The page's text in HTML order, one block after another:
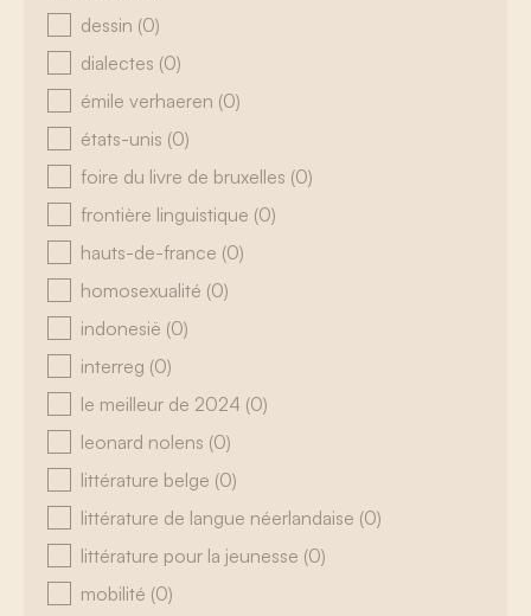
dessin (0)
dialectes (0)
émile verhaeren (0)
états-unis (0)
foire du livre de bruxelles (0)
frontière linguistique (0)
hauts-de-france (0)
homosexualité (0)
indonesië (0)
interreg (0)
le meilleur de 2024 (0)
leonard nolens (0)
littérature belge (0)
littérature de langue néerlandaise (0)
littérature pour la jeunesse (0)
mobilité (0)